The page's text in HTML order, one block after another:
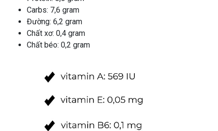
Carbs: 7,6 gram
Đường: 6,2 gram
Chất xơ: 0,4 gram
Chất béo: 0,2 gram